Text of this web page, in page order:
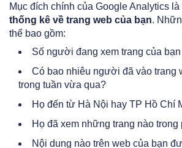
Mục đích chính của Google Analytics là
thống kê về trang web của bạn.
thể bao gồm:
Số người đang xem trang của
Có bao nhiêu người đã vào trang
trong tuần vừa qua?
Họ đến từ Hà Nội hay TP Hồ Chí
Họ đã xem những trang nào trong
Nội dung nào trên web của bạn